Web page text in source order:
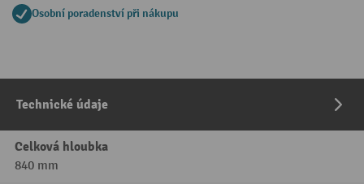
Osobní poradenství při nákupu
Technické údaje
Celková hloubka
840 mm